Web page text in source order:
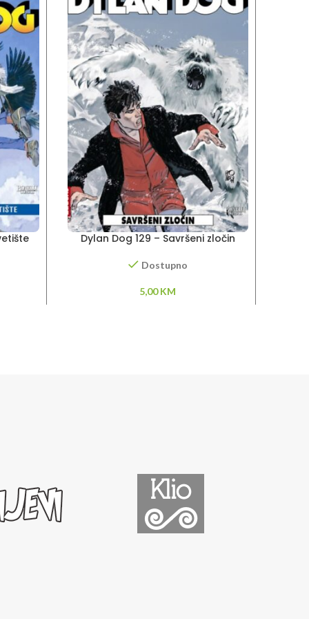
Dylan Dog 129 – Savršeni zločin
Dostupno
5,00KM